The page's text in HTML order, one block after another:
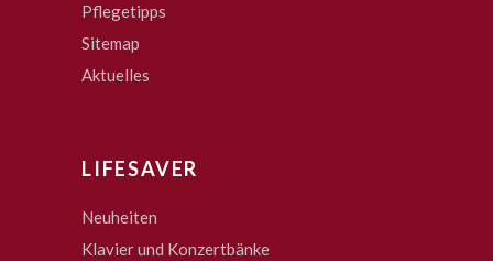
Pflegetipps
Sitemap
Aktuelles
LIFESAVER
Neuheiten
Klavier und Konzertbänke